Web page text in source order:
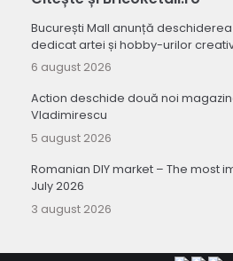
București Mall anunță
dedicat artei și hobby-urilor
6 august 2026
Action deschide două noi
Vladimirescu
5 august 2026
Romanian DIY market – The most
July 2026
3 august 2026